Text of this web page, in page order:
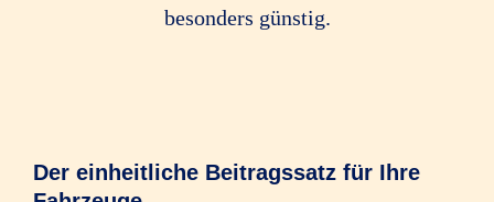
besonders günstig.
Der einheitliche Beitragssatz für Ihre